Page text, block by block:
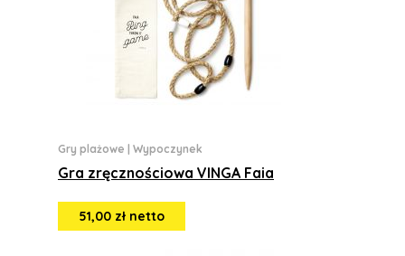
Gry plażowe Wypoczynek
Gra zręcznościowa VINGA Faia
51,00 zł netto